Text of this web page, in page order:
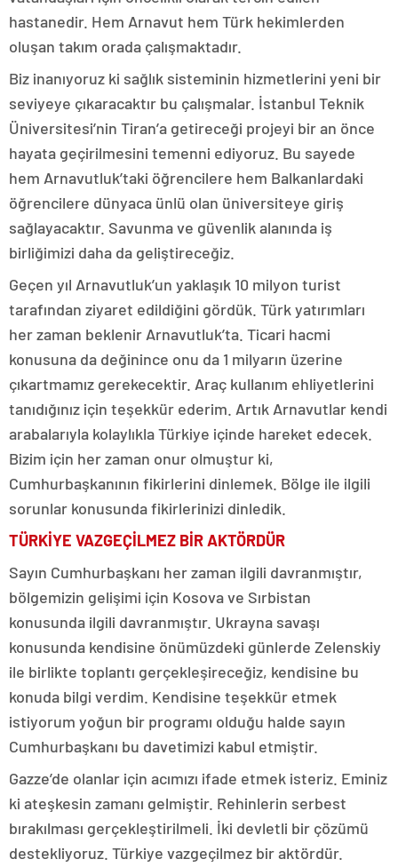
hastanedir. Hem Arnavut hem Türk hekimlerden
oluşan takım orada çalışmaktadır.
Biz inanıyoruz ki sağlık sisteminin hizmetlerini yeni bir
seviyeye çıkaracaktır bu çalışmalar. İstanbul Teknik
Üniversitesi’nin Tiran’a getireceği projeyi bir an önce
hayata geçirilmesini temenni ediyoruz. Bu sayede
hem Arnavutluk’taki öğrencilere hem Balkanlardaki
öğrencilere dünyaca ünlü olan üniversiteye giriş
sağlayacaktır. Savunma ve güvenlik alanında iş
birliğimizi daha da geliştireceğiz.
Geçen yıl Arnavutluk’un yaklaşık 10 milyon turist
tarafından ziyaret edildiğini gördük. Türk yatırımları
her zaman beklenir Arnavutluk’ta. Ticari hacmi
konusuna da değinince onu da 1 milyarın üzerine
çıkartmamız gerekecektir. Araç kullanım ehliyetlerini
tanıdığınız için teşekkür ederim. Artık Arnavutlar kendi
arabalarıyla kolaylıkla Türkiye içinde hareket edecek.
Bizim için her zaman onur olmuştur ki,
Cumhurbaşkanının fikirlerini dinlemek. Bölge ile ilgili
sorunlar konusunda fikirlerinizi dinledik.
TÜRKİYE VAZGEÇİLMEZ BİR AKTÖRDÜR
Sayın Cumhurbaşkanı her zaman ilgili davranmıştır,
bölgemizin gelişimi için Kosova ve Sırbistan
konusunda ilgili davranmıştır. Ukrayna savaşı
konusunda kendisine önümüzdeki günlerde Zelenskiy
ile birlikte toplantı gerçekleşireceğiz, kendisine bu
konuda bilgi verdim. Kendisine teşekkür etmek
istiyorum yoğun bir programı olduğu halde sayın
Cumhurbaşkanı bu davetimizi kabul etmiştir.
Gazze’de olanlar için acımızı ifade etmek isteriz. Eminiz
ki ateşkesin zamanı gelmiştir. Rehinlerin serbest
bırakılması gerçekleştirilmeli. İki devletli bir çözümü
destekliyoruz. Türkiye vazgeçilmez bir aktördür.